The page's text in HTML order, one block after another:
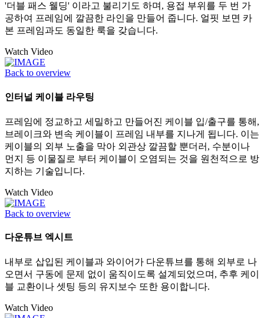
'더블 패스 웰딩' 이라고 불리기도 하며, 용접 부위를 두 번 가
공하여 프레임에 깔끔한 라인을 만들어 줍니다. 얼핏 보면 카
본 프레임과도 동일한 룩을 갖습니다.
Watch Video
Back to overview
인터널 케이블 라우팅
프레임에 정교하고 세밀하고 만들어진 케이블 입/출구를 통해,
브레이크와 변속 케이블이 프레임 내부를 지나게 됩니다. 이는
케이블의 외부 노출을 막아 외관상 깔끔할 뿐더러, 수분이나
먼지 등 이물질로 부터 케이블이 오염되는 것을 원천적으로 방
지하는 기술입니다.
Watch Video
Back to overview
다운튜브 엑시트
내부로 삽입된 케이블과 와이어가 다운튜브를 통해 외부로 나
오면서 구동에 문제 없이 움직이도록 설계되었으며, 추후 케이
블 교환이나 셋팅 등의 유지보수 또한 용이합니다.
Watch Video